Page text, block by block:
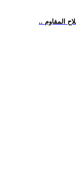
المقاوم